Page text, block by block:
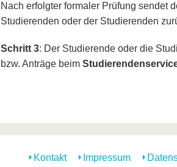
Nach erfolgter formaler Prüfung sendet
Studierenden oder der Studierenden
Schritt 3: Der Studierende oder die
bzw. Anträge beim
Kontakt Impressum